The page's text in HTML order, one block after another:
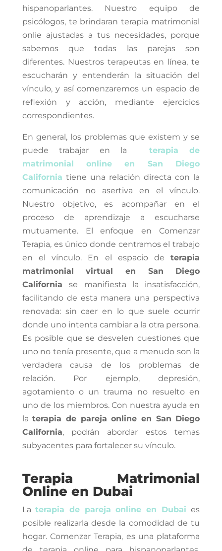
hispanoparlantes. Nuestro equipo de
psicólogos, te brindaran terapia matrimonial
onlie ajustadas a tus necesidades, porque
sabemos que todas las parejas son
diferentes. Nuestros terapeutas en línea, te
escucharán y entenderán la situación del
vínculo, y así comenzaremos un espacio de
reflexión y acción, mediante ejercicios
correspondientes.
En general, los problemas que existem y se
puede trabajar en la
terapia de
matrimonial online en San Diego
California tiene una relación directa con la
comunicación no asertiva en el vínculo.
Nuestro objetivo, es acompañar en el
proceso de aprendizaje a escucharse
mutuamente. El enfoque en Comenzar
Terapia, es único donde centramos el trabajo
en el vínculo. En el espacio deterapia
matrimonial virtual en San Diego
Californiase manifiesta la insatisfacción,
facilitando de esta manera una perspectiva
renovada: sin caer en lo que suele ocurrir
donde uno intenta cambiar a la otra persona.
Es posible que se desvelen cuestiones que
uno no tenía presente, que a menudo son la
verdadera causa de los problemas de
relación. Por ejemplo, depresión,
agotamiento o un trauma no resuelto en
uno de los miembros. Con nuestra ayuda en
laterapia de pareja online en San Diego
California, podrán abordar estos temas
subyacentes para fortalecer su vínculo.
Terapia Matrimonial
Online en Dubai
La terapia de pareja online en Dubai es
posible realizarla desde la comodidad de tu
hogar. Comenzar Terapia, es una plataforma